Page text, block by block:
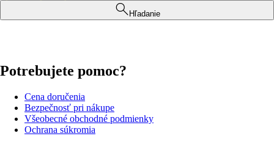
Hľadanie
Potrebujete pomoc?
Cena doručenia
Bezpečnosť pri nákupe
Všeobecné obchodné podmienky
Ochrana súkromia